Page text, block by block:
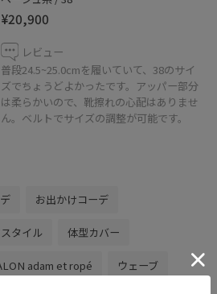
トレ吉祥寺店
町1-1-24
¥20,900
レビュー
普段24.5~25.0cmを履いていて、38のサイ
ズでちょうどよかったです。アッパー部分
は柔らかいので、靴擦れの心配はありませ
ん。ベルトでサイズの調整が可能です。
お出かけコーデ
タイル 体型カバー
adam et ropé ウェーブ